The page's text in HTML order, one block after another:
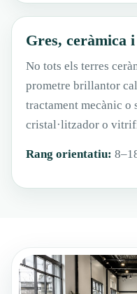
Gres, ceràmica
No tots els terres
prometre brillantor
tractament mecànic o
cristal·litzador o
Rang orientatiu: